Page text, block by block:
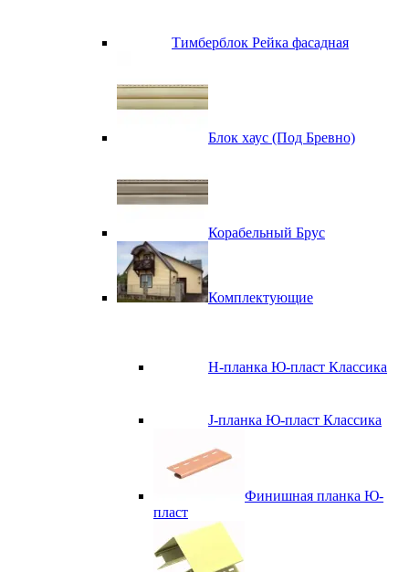
Тимберблок Рейка фасадная
Блок хаус (Под Бревно)
Корабельный Брус
Комплектующие
H-планка Ю-пласт Классика
J-планка Ю-пласт Классика
Финишная планка Ю-
пласт